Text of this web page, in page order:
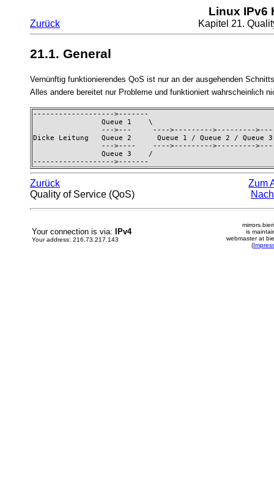
Linux IPv6
Zurück Kapitel 21.
21.1. General
Vernünftig funktionierendes QoS ist nur an der ausgehenden
Alles andere bereitet nur Probleme und funktioniert wahrscheinlich
------------------->-------
                Queue 1    \
--->---     ---->--------->---------
Dicke Leitung   Queue 2      Queue 1 / Queue 2 / Queue
--->----    ---->--------->---------
                Queue 3    /
------------------->-------
Zurück
Zum
Quality of Service (QoS)
Your connection is via: IPv4
Your address: 216.73.217.143
is
webmaster at
(